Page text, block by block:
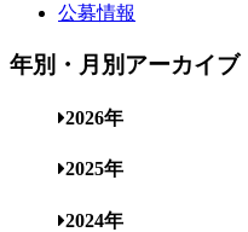
公募情報
年別・月別アーカイブ
2026年
2025年
2024年